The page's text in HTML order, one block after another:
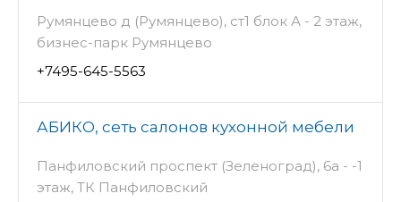
Румянцево д (Румянцево), ст1 блок А - 2 этаж,
бизнес-парк Румянцево
+7495-645-5563
АБИКО, сеть салонов кухонной мебели
Панфиловский проспект (Зеленоград), 6а - -1
этаж, ТК Панфиловский